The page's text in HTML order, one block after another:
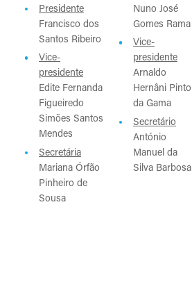
Presidente
Francisco dos
Santos Ribeiro
Vice-
presidente
Edite Fernanda
Figueiredo
Simões Santos
Mendes
Secretária
Mariana Órfão
Pinheiro de
Sousa
Nuno José
Gomes Rama
Vice-
presidente
Arnaldo
Hernâni Pinto
da Gama
Secretário
António
Manuel da
Silva Barbosa